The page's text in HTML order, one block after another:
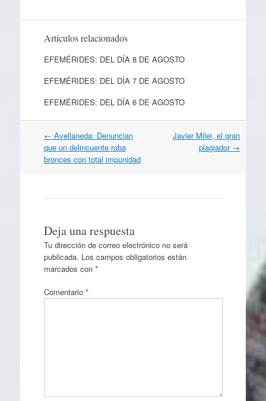
Artículos relacionados
EFEMÉRIDES: DEL DÍA 8 DE AGOSTO
EFEMÉRIDES: DEL DÍA 7 DE AGOSTO
EFEMÉRIDES: DEL DÍA 6 DE AGOSTO
Navegación
por
artículos
← Avellaneda: Denuncian
que un delincuente roba
bronces con total impunidad
Javier Milei, el gran
plagiador →
Deja una respuesta
Tu dirección de correo electrónico no será
publicada. Los campos obligatorios están
marcados con *
Comentario *